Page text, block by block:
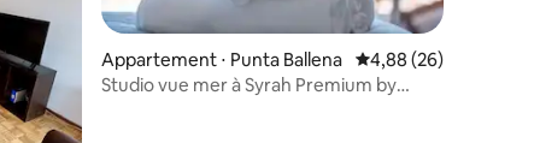
: 5 sur 5
Appartement ⋅ Punta Ballena Évaluation moyenne
4,88 (26)
Studio vue mer à Syrah Premium by